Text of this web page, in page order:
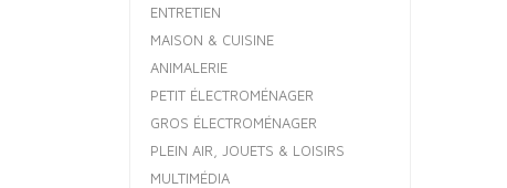
ENTRETIEN
MAISON & CUISINE
ANIMALERIE
PETIT ÉLECTROMÉNAGER
GROS ÉLECTROMÉNAGER
PLEIN AIR, JOUETS & LOISIRS
MULTIMÉDIA